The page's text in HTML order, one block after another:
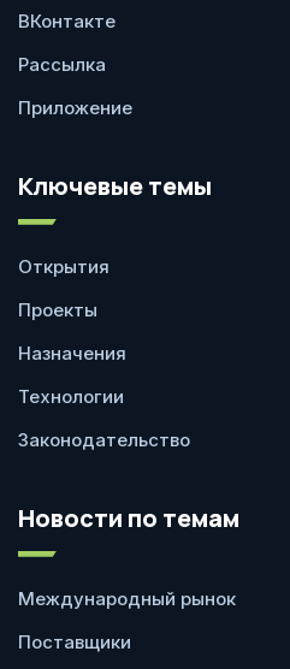
ВКонтакте
Рассылка
Приложение
Ключевые темы
Открытия
Проекты
Назначения
Технологии
Законодательство
Новости по темам
Международный рынок
Поставщики